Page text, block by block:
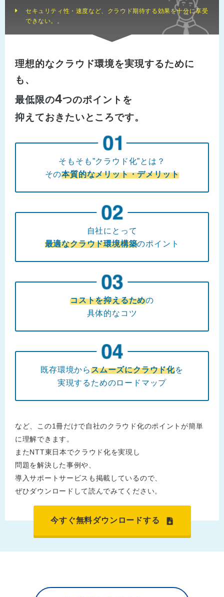
セキュリティ性・速度など、クラウド期待する効果を十分に享受
できない。。
理想的なクラウド環境を実現するために
も、
最低限の4つのポイントを
抑えておきたいところです。
そもそも”クラウド化”とは？
その本質的なメリット・デメリット
自社にとって
最適なクラウド環境構築のポイント
コストを抑えるための
具体的なコツ
既存環境からスムーズにクラウド化を
実現するためのロードマップ
など、この1冊だけで自社のクラウド化のポイントが簡単
に理解できます。
またNTT東日本でクラウド化を実現し
問題を解決した事例や、
導入サポートサービスも掲載しているので、
ぜひダウンロードして読んでみてください。
今すぐ無料ダウンロードする